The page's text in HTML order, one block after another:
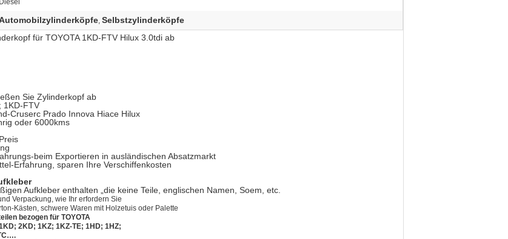
Diesel
, Selbstzylinderköpfe
für TOYOTA 1KD-FTV Hilux 3.0tdi ab
Sie Zylinderkopf ab
1KD-FTV
Cruserc Prado Innova Hiace Hilux
oder 6000kms
beim Exportieren in ausländischen Absatzmarkt
Erfahrung, sparen Ihre Verschiffenkosten
Aufkleber enthalten „die keine Teile, englischen Namen, Soem, etc.
Verpackung, wie Ihr erfordern Sie
Kästen, schwere Waren mit Holzetuis oder Palette
bezogen für TOYOTA
2KD; 1KZ; 1KZ-TE; 1HD; 1HZ;